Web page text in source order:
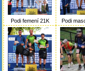
Podi femení 21K Podi